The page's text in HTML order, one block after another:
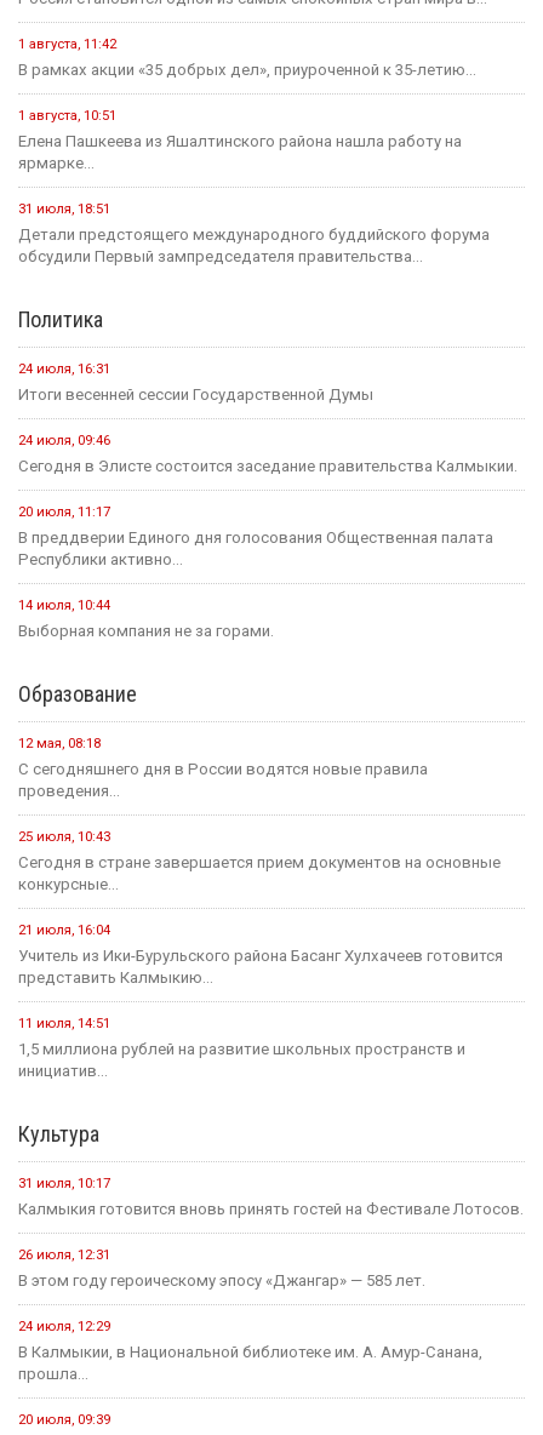
1 августа, 11:42
В рамках акции «35 добрых дел», приуроченной к 35-летию...
1 августа, 10:51
Елена Пашкеева из Яшалтинского района нашла работу на
ярмарке...
31 июля, 18:51
Детали предстоящего международного буддийского форума
обсудили Первый зампредседателя правительства...
Политика
24 июля, 16:31
Итоги весенней сессии Государственной Думы
24 июля, 09:46
Сегодня в Элисте состоится заседание правительства Калмыкии.
20 июля, 11:17
В преддверии Единого дня голосования Общественная палата
Республики активно...
14 июля, 10:44
Выборная компания не за горами.
Образование
12 мая, 08:18
С сегодняшнего дня в России водятся новые правила
проведения...
25 июля, 10:43
Сегодня в стране завершается прием документов на основные
конкурсные...
21 июля, 16:04
Учитель из Ики-Бурульского района Басанг Хулхачеев готовится
представить Калмыкию...
11 июля, 14:51
1,5 миллиона рублей на развитие школьных пространств и
инициатив...
Культура
31 июля, 10:17
Калмыкия готовится вновь принять гостей на Фестивале Лотосов.
26 июля, 12:31
В этом году героическому эпосу «Джангар» — 585 лет.
24 июля, 12:29
В Калмыкии, в Национальной библиотеке им. А. Амур-Санана,
прошла...
20 июля, 09:39